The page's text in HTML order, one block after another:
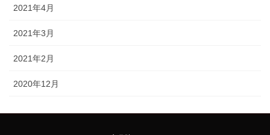
2021年4月
2021年3月
2021年2月
2020年12月